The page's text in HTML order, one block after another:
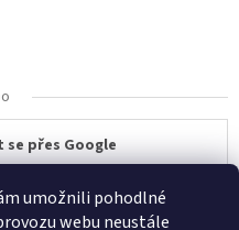
umožnili pohodlné
webu neustále
se přes Google
přes Seznam